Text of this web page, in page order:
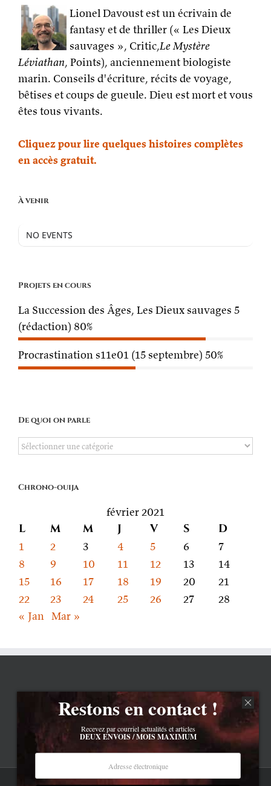
Lionel Davoust est un écrivain de
fantasy et de thriller (« Les Dieux
sauvages », Critic,Le Mystère
Léviathan, Points), anciennement biologiste
marin. Conseils d'écriture, récits de voyage,
bêtises et coups de gueule. Dieu est mort et vous
êtes tous vivants.
Cliquez pour lire quelques histoires complètes
en accès gratuit.
À venir
NO EVENTS
Projets en cours
La Succession des Âges, Les Dieux sauvages 5
(rédaction) 80%
Procrastination s11e01 (15 septembre) 50%
De quoi on parle
De
parle
Chrono-ouija
février 2021
L M M J V S D
1 2 3 4 5 6
7
8
9 10 11 12 13
14
15
16 17 18 19 20
21
22
23 24 25 26 27
28
« Jan Mar »
Restons en contact !
Recevez par courriel actualités et articles
DEUX ENVOIS / MOIS MAXIMUM